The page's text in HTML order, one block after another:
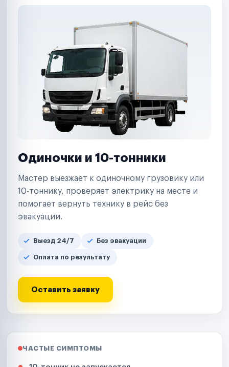
Одиночки и 10-тонники
Мастер выезжает к одиночному грузовику или
10-тоннику, проверяет электрику на месте и
помогает вернуть технику в рейс без
эвакуации.
Выезд 24/7 Без эвакуации
Оплата по результату
Оставить заявку
ЧАСТЫЕ СИМПТОМЫ